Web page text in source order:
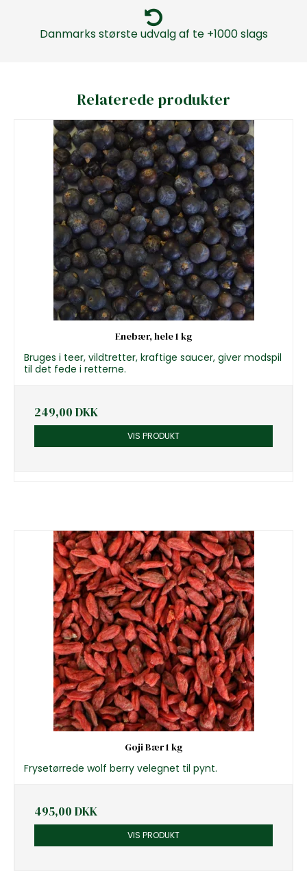
Danmarks største udvalg af te +1000 slags
Relaterede produkter
Enebær, hele 1 kg
Bruges i teer, vildtretter, kraftige saucer, giver modspil
til det fede i retterne.
249,00 DKK
VIS PRODUKT
Goji Bær 1 kg
Frysetørrede wolf berry velegnet til pynt.
495,00 DKK
VIS PRODUKT